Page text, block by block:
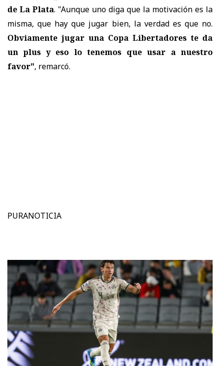
de La Plata. "Aunque uno diga que la motivación es la
misma, que hay que jugar bien, la verdad es que no.
Obviamente jugar una Copa Libertadores te da
un plus y eso lo tenemos que usar a nuestro
favor", remarcó.
PURANOTICIA